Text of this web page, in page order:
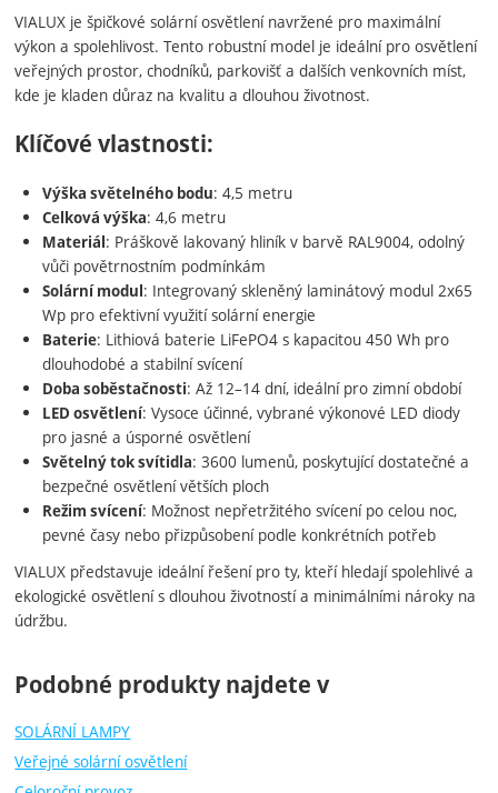
VIALUX je špičkové solární osvětlení navržené pro maximální
výkon a spolehlivost. Tento robustní model je ideální pro osvětlení
veřejných prostor, chodníků, parkovišť a dalších venkovních míst,
kde je kladen důraz na kvalitu a dlouhou životnost.
Klíčové vlastnosti:
Výška světelného bodu: 4,5 metru
Celková výška: 4,6 metru
Materiál: Práškově lakovaný hliník v barvě RAL9004, odolný
vůči povětrnostním podmínkám
Solární modul: Integrovaný skleněný laminátový modul 2x65
Wp pro efektivní využití solární energie
Baterie: Lithiová baterie LiFePO4 s kapacitou 450 Wh pro
dlouhodobé a stabilní svícení
Doba soběstačnosti: Až 12–14 dní, ideální pro zimní období
LED osvětlení: Vysoce účinné, vybrané výkonové LED diody
pro jasné a úsporné osvětlení
Světelný tok svítidla: 3600 lumenů, poskytující dostatečné a
bezpečné osvětlení větších ploch
Režim svícení: Možnost nepřetržitého svícení po celou noc,
pevné časy nebo přizpůsobení podle konkrétních potřeb
VIALUX představuje ideální řešení pro ty, kteří hledají spolehlivé a
ekologické osvětlení s dlouhou životností a minimálními nároky na
údržbu.
Podobné produkty najdete v
SOLÁRNÍ LAMPY
Veřejné solární osvětlení